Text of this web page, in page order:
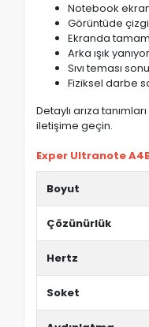
Notebook
Görüntüde
Ekranda
Arka ışık
Sıvı teması
Fiziksel darbe
Detaylı arıza
iletişime geçin.
Exper Ultranote
Boyut
Çözünürlük
Hertz
Soket